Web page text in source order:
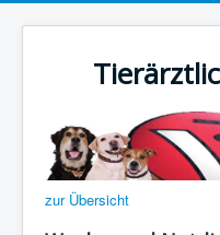
zur Übersicht